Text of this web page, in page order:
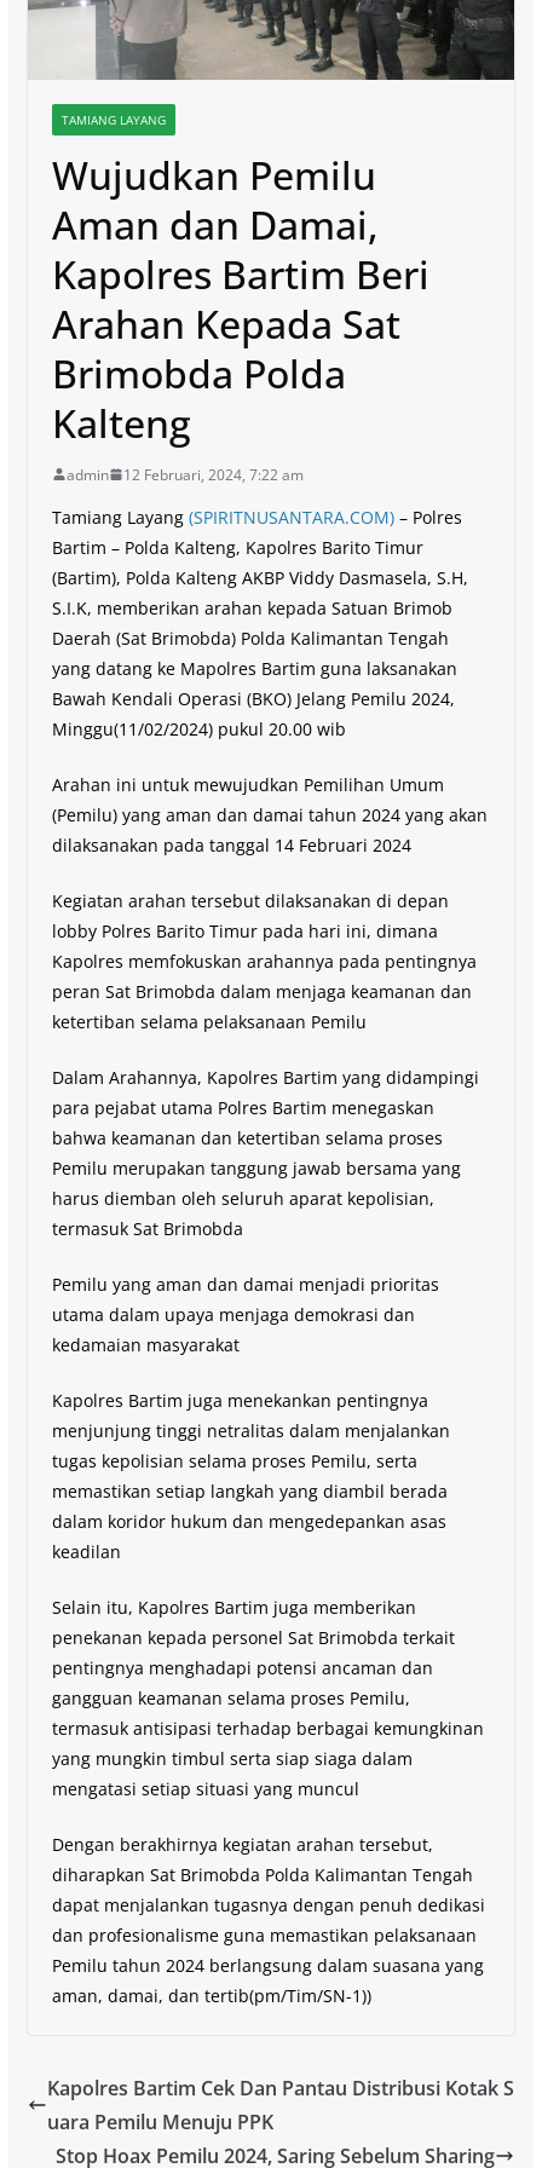
TAMIANG LAYANG
Wujudkan Pemilu
Aman dan Damai,
Kapolres Bartim Beri
Arahan Kepada Sat
Brimobda Polda
Kalteng
admin 12 Februari, 2024, 7:22 am
Tamiang Layang (SPIRITNUSANTARA.COM)– Polres
Bartim – Polda Kalteng, Kapolres Barito Timur
(Bartim), Polda Kalteng AKBP Viddy Dasmasela, S.H,
S.I.K, memberikan arahan kepada Satuan Brimob
Daerah (Sat Brimobda) Polda Kalimantan Tengah
yang datang ke Mapolres Bartim guna laksanakan
Bawah Kendali Operasi (BKO) Jelang Pemilu 2024,
Minggu(11/02/2024) pukul 20.00 wib
Arahan ini untuk mewujudkan Pemilihan Umum
(Pemilu) yang aman dan damai tahun 2024 yang akan
dilaksanakan pada tanggal 14 Februari 2024
Kegiatan arahan tersebut dilaksanakan di depan
lobby Polres Barito Timur pada hari ini, dimana
Kapolres memfokuskan arahannya pada pentingnya
peran Sat Brimobda dalam menjaga keamanan dan
ketertiban selama pelaksanaan Pemilu
Dalam Arahannya, Kapolres Bartim yang didampingi
para pejabat utama Polres Bartim menegaskan
bahwa keamanan dan ketertiban selama proses
Pemilu merupakan tanggung jawab bersama yang
harus diemban oleh seluruh aparat kepolisian,
termasuk Sat Brimobda
Pemilu yang aman dan damai menjadi prioritas
utama dalam upaya menjaga demokrasi dan
kedamaian masyarakat
Kapolres Bartim juga menekankan pentingnya
menjunjung tinggi netralitas dalam menjalankan
tugas kepolisian selama proses Pemilu, serta
memastikan setiap langkah yang diambil berada
dalam koridor hukum dan mengedepankan asas
keadilan
Selain itu, Kapolres Bartim juga memberikan
penekanan kepada personel Sat Brimobda terkait
pentingnya menghadapi potensi ancaman dan
gangguan keamanan selama proses Pemilu,
termasuk antisipasi terhadap berbagai kemungkinan
yang mungkin timbul serta siap siaga dalam
mengatasi setiap situasi yang muncul
Dengan berakhirnya kegiatan arahan tersebut,
diharapkan Sat Brimobda Polda Kalimantan Tengah
dapat menjalankan tugasnya dengan penuh dedikasi
dan profesionalisme guna memastikan pelaksanaan
Pemilu tahun 2024 berlangsung dalam suasana yang
aman, damai, dan tertib(pm/Tim/SN-1))
Kapolres Bartim Cek Dan Pantau Distribusi Kotak S
uara Pemilu Menuju PPK
Stop Hoax Pemilu 2024, Saring Sebelum Sharing